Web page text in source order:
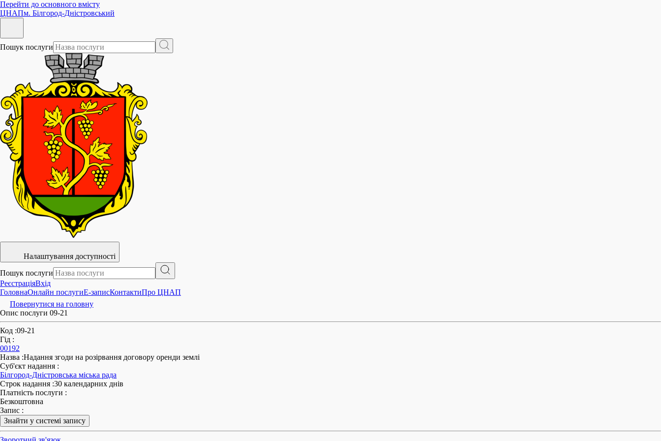
Перейти до основного вмісту
ЦНАПм. Білгород-Дністровський
Пошук послуги
Налаштування доступності
Пошук послуги
РеєстраціяВхід
ГоловнаОнлайн послугиE-записКонтактиПро ЦНАП
Повернутися на головну
Опис послуги 09-21
Код :09-21
Гід :
00192
Назва :Надання згоди на розірвання договору оренди землі
Суб'єкт надання :
Білгород-Дністровська міська рада
Строк надання :30 календарних днів
Платність послуги :
Безкоштовна
Запис :
Знайти у системі запису